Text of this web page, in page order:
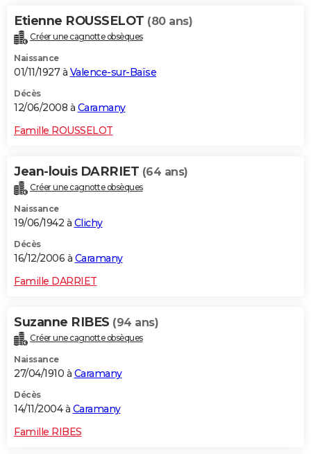
Etienne ROUSSELOT (80 ans)
Créer une cagnotte obsèques
Naissance
01/11/1927 à Valence-sur-Baïse
Décès
12/06/2008 à Caramany
Famille ROUSSELOT
Jean-louis DARRIET (64 ans)
Créer une cagnotte obsèques
Naissance
19/06/1942 à Clichy
Décès
16/12/2006 à Caramany
Famille DARRIET
Suzanne RIBES (94 ans)
Créer une cagnotte obsèques
Naissance
27/04/1910 à Caramany
Décès
14/11/2004 à Caramany
Famille RIBES